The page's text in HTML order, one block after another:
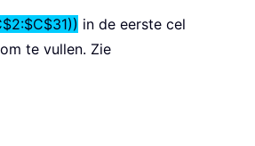
in de eerste cel
te vullen. Zie